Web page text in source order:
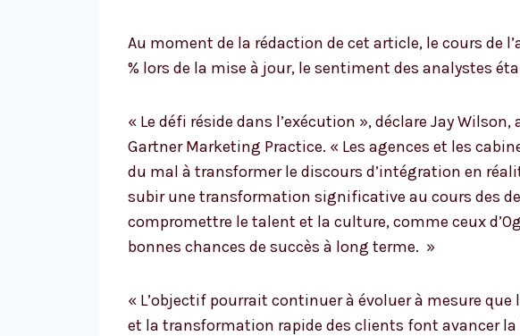
Au moment de la rédaction de cet article, le cours de
% lors de la mise à jour, le sentiment des analystes
« Le défi réside dans l’exécution », déclare Jay
Gartner Marketing Practice. « Les agences et les
du mal à transformer le discours d’intégration en
subir une transformation significative au cours des
compromettre le talent et la culture, comme ceux
bonnes chances de succès à long terme. »
« L’objectif pourrait continuer à évoluer à mesure
et la transformation rapide des clients font avancer la